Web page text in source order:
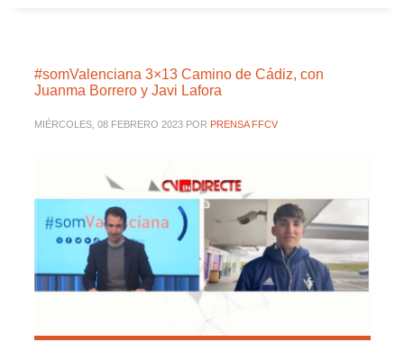
#somValenciana 3×13 Camino de Cádiz, con
Juanma Borrero y Javi Lafora
MIÉRCOLES, 08 FEBRERO 2023 POR PRENSA FFCV